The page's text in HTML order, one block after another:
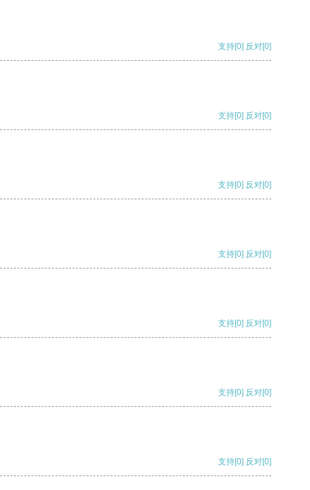
支持[0] 反对[0]
支持[0] 反对[0]
支持[0] 反对[0]
支持[0] 反对[0]
支持[0] 反对[0]
支持[0] 反对[0]
支持[0] 反对[0]